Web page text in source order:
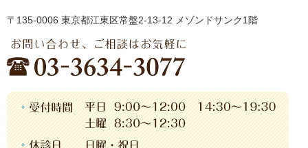
〒135-0006 東京都江東区常盤2-13-12 メゾンドサンク1階